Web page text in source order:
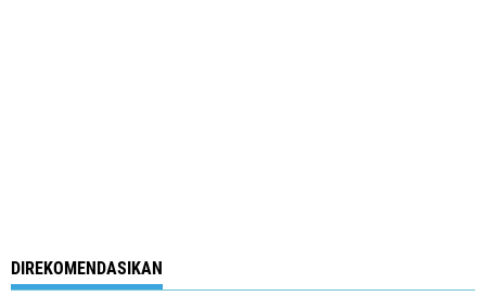
DIREKOMENDASIKAN